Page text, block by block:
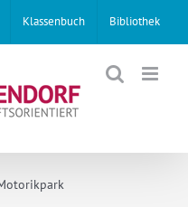
Klassenbuch Bibliothek